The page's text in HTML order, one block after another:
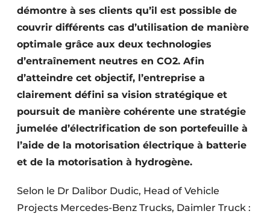
démontre à ses clients qu’il est possible de
couvrir différents cas d’utilisation de manière
optimale grâce aux deux technologies
d’entraînement neutres en CO2. Afin
d’atteindre cet objectif, l’entreprise a
clairement défini sa vision stratégique et
poursuit de manière cohérente une stratégie
jumelée d’électrification de son portefeuille à
l’aide de la motorisation électrique à batterie
et de la motorisation à hydrogène.
Selon le Dr Dalibor Dudic, Head of Vehicle
Projects Mercedes-Benz Trucks, Daimler Truck :